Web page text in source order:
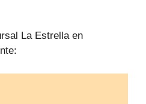
La Estrella en